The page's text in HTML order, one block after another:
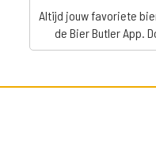
Altijd jouw favoriete
de Bier Butler App.